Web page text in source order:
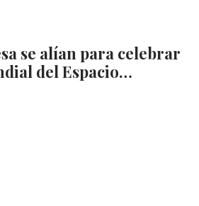
se alían para celebrar
del Espacio…